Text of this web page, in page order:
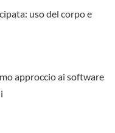
uso del corpo e
approccio ai software